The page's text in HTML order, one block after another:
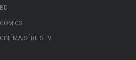
BD
COMICS
CINÉMA/SÉRIES TV